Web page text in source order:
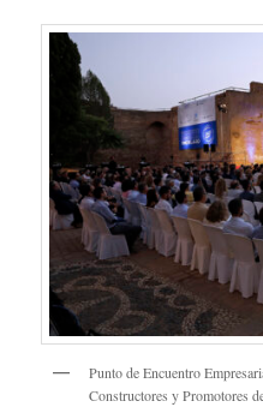
Punto de Encuentro
Constructores y Promotores